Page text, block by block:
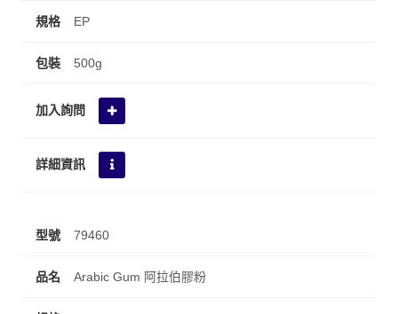
EP
500g
79460
Arabic Gum 阿拉伯膠粉